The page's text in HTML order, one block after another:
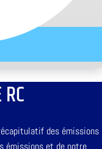
des émissions